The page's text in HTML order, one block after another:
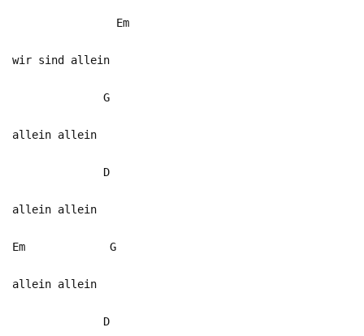
Em
wir sind allein
G
allein allein
D
allein allein
Em G
allein allein
D